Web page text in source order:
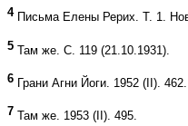
4Письма Елены Рерих. Т. 1.
5 Там же. С. 119 (21.10.1931).
6 Грани Агни Йоги. 1952 (II). 462.
7 Там же. 1953 (II). 495.